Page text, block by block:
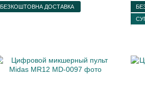
БЕЗКОШТОВНА ДОСТАВКА